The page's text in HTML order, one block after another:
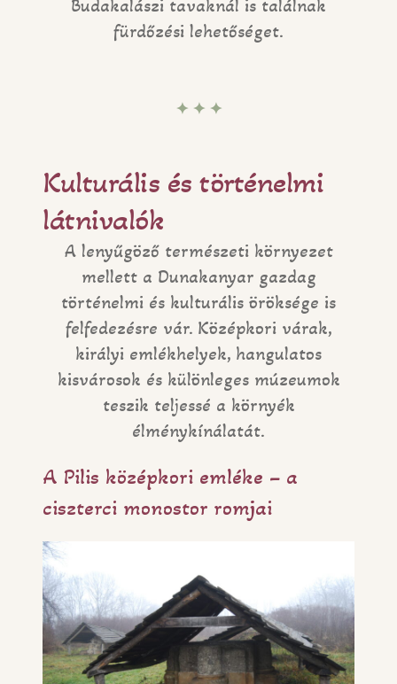
Budakalászi tavaknál is találnak
fürdőzési lehetőséget.
✦ ✦ ✦
Kulturális és történelmi
látnivalók
A lenyűgöző természeti környezet
mellett a Dunakanyar gazdag
történelmi és kulturális öröksége is
felfedezésre vár. Középkori várak,
királyi emlékhelyek, hangulatos
kisvárosok és különleges múzeumok
teszik teljessé a környék
élménykínálatát.
A Pilis középkori emléke – a
ciszterci monostor romjai